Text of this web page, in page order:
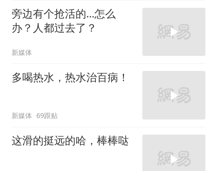
旁边有个抢活的…怎么
办？人都过去了？
新媒体
多喝热水，热水治百病！
新媒体 69跟贴
这滑的挺远的哈，棒棒哒